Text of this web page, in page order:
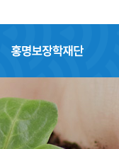
홍명보장학재단